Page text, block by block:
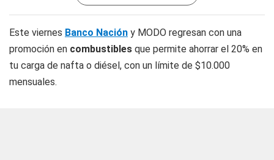
Este viernes Banco Nación y MODO regresan con una
promoción en combustibles que permite ahorrar el 20% en
tu carga de nafta o diésel, con un límite de $10.000
mensuales.